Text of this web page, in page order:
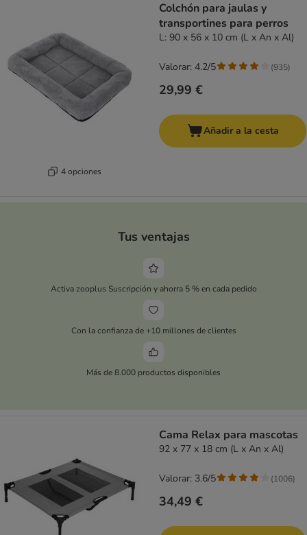
4 opciones
Colchón para jaulas y
transportines para perros
L: 90 x 56 x 10 cm (L x An x Al)
29,99 €
Valorar: 4.2/5 (935)
Añadir a la cesta
Tus ventajas
Activa zooplus Suscripción y ahorra 5 % en cada pedido
Con la confianza de +10 millones de clientes
Más de 8.000 productos disponibles
Cama Relax para mascotas
92 x 77 x 18 cm (L x An x Al)
34,49 €
Valorar: 3.6/5 (1006)